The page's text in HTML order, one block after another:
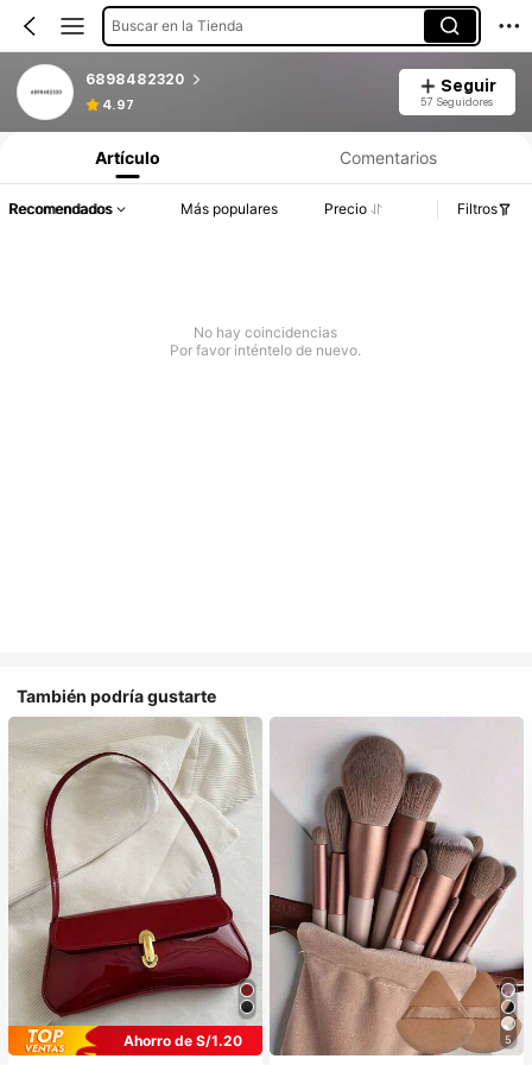
Buscar en la Tienda
6898482320
4.97
Seguir
57 Seguidores
Artículo Comentarios
Recomendados Más populares Precio Filtros
No hay coincidencias
Por favor inténtelo de nuevo.
También podría gustarte
Ahorro de S/1.20
5